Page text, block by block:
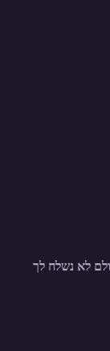
לא נשלח לך